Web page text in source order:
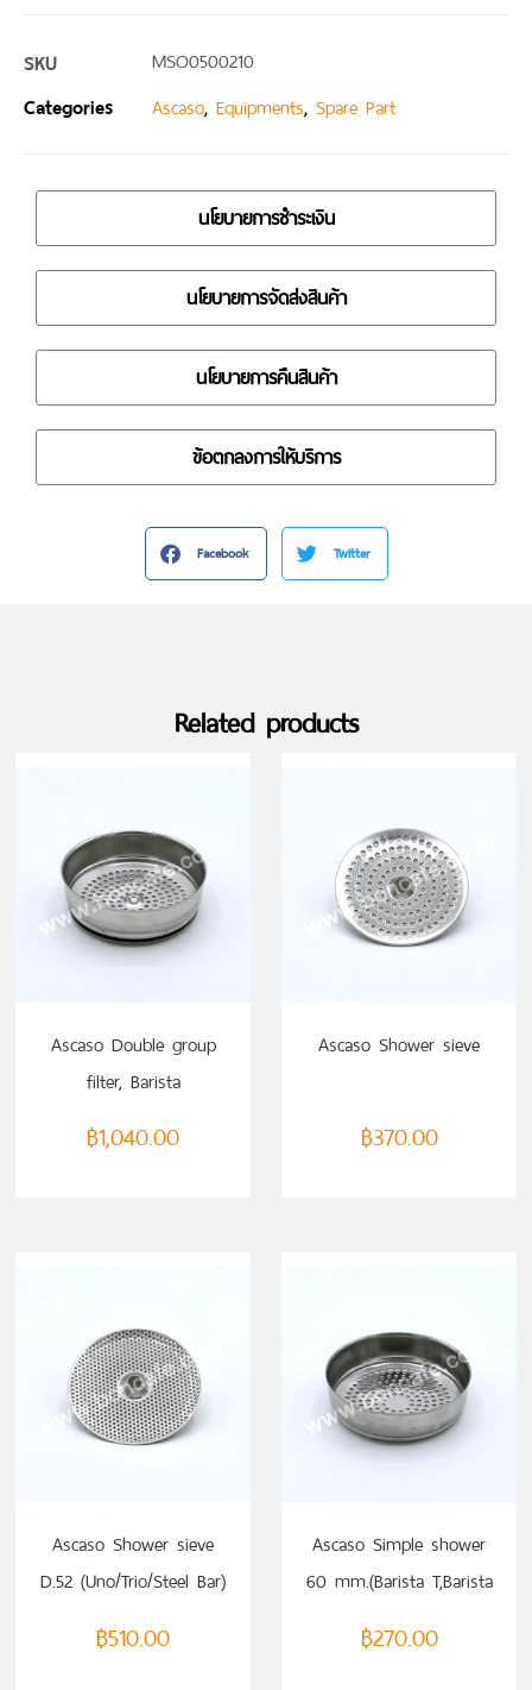
SKU MSO0500210
Categories Ascaso, Equipments, Spare Part
นโยบายการชำระเงิน
นโยบายการจัดส่งสินค้า
นโยบายการคืนสินค้า
ข้อตกลงการให้บริการ
Facebook Twitter
Related products
Ascaso Double group
filter, Barista
฿1,040.00
Ascaso Shower sieve
฿370.00
Ascaso Shower sieve
D.52 (Uno/Trio/Steel Bar)
฿510.00
Ascaso Simple shower
60 mm.(Barista T,Barista
฿270.00